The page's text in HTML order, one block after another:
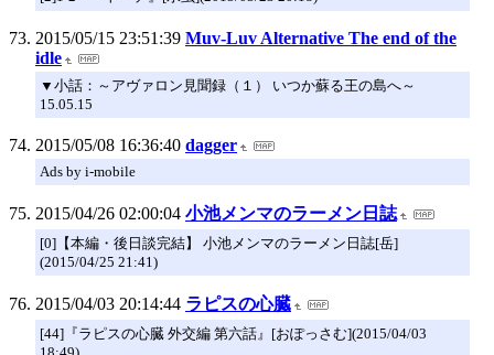
2015/05/15 23:51:39 Muv-Luv Alternative The end of the
idle
▼小話：～アヴァロン見聞録（１） いつか蘇る王の島へ～
15.05.15
2015/05/08 16:36:40 dagger
Ads by i-mobile
2015/04/26 02:00:04 小池メンマのラーメン日誌
[0]【本編・後日談完結】 小池メンマのラーメン日誌[岳]
(2015/04/25 21:41)
2015/04/03 20:14:44 ラピスの心臓
[44]『ラピスの心臓 外交編 第六話』[おぽっさむ](2015/04/03